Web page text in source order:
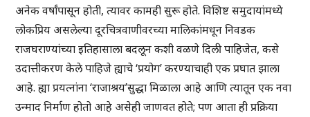
अनेक वर्षांपासून होती, त्यावर कामही सुरू होते. विशिष्ट समुदायांमध्ये
लोकप्रिय असलेल्या दूरचित्रवाणीवरच्या मालिकांमधून निवडक
राजघराण्यांच्या इतिहासाला बदलून कशी वळणे दिली पाहिजेत, कसे
उदात्तीकरण केले पाहिजे ह्याचे ‘प्रयोग’ करण्याचाही एक प्रघात झाला
आहे. ह्या प्रयत्नांना ‘राजाश्रय’सुद्धा मिळाला आहे आणि त्यातून एक नवा
उन्माद निर्माण होतो आहे असेही जाणवत होते; पण आता ही प्रक्रिया